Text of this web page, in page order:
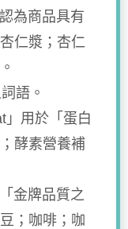
為商品具有
仁漿；杏仁
語。
」用於「蛋白
酵素營養補
金牌品質之
；咖啡；咖